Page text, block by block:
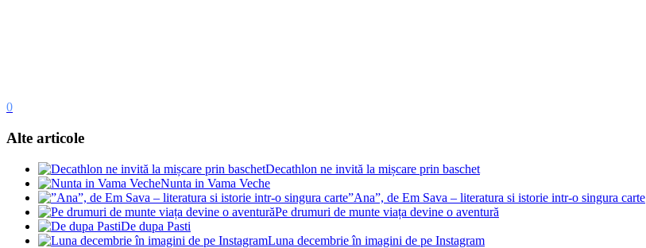
0
Alte articole
Decathlon ne invită la mișcare prin baschet
Nunta in Vama Veche
”Ana”, de Em Sava – literatura si istorie intr-o singura carte
Pe drumuri de munte viața devine o aventură
De dupa Pasti
Luna decembrie în imagini de pe Instagram